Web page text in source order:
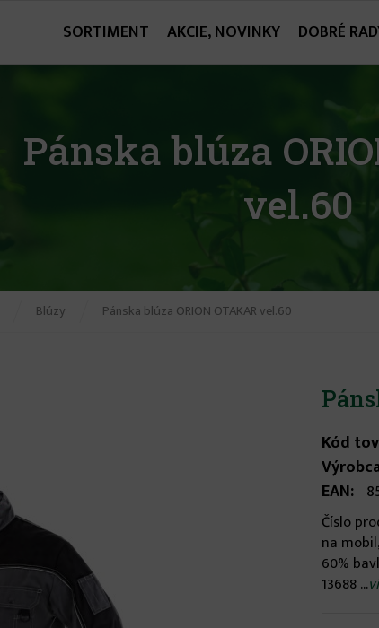
SORTIMENT AKCIE, NOVINKY DOBRÉ
Pánska blúza
vel.60
Blúzy Pánska blúza ORION OTAKAR vel.60
Kód
EAN:
Číslo
na
60%
13688 ...